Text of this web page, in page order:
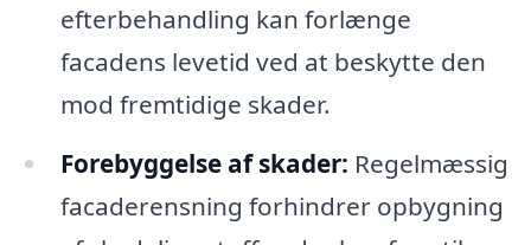
efterbehandling kan forlænge
facadens levetid ved at beskytte den
mod fremtidige skader.
Forebyggelse af skader: Regelmæssig
facaderensning forhindrer opbygning